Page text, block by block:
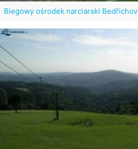
Biegowy ośrodek narciarski Bedřichov